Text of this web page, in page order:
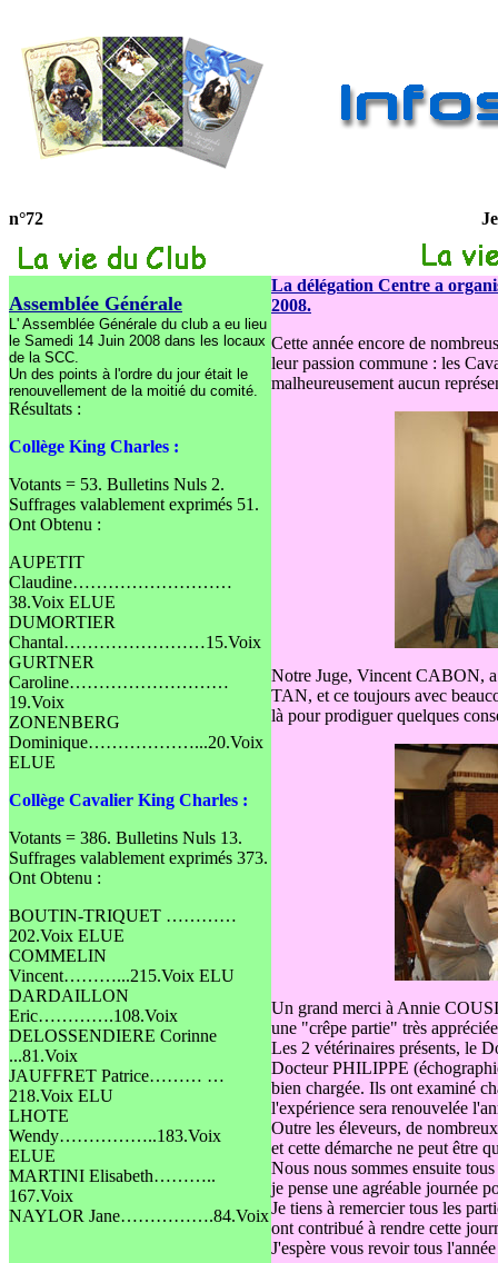
n°72
Assemblée Générale
L' Assemblée Générale du club a eu lieu
le Samedi 14 Juin 2008 dans les locaux
de la SCC.
Un des points à l'ordre du jour était le
renouvellement de la moitié du comité.
Résultats :
Collège King Charles :
Votants = 53. Bulletins Nuls 2.
Suffrages valablement exprimés 51.
Ont Obtenu :
AUPETIT
Claudine………………………
38.Voix ELUE
DUMORTIER
Chantal……………………15.Voix
GURTNER
Caroline………………………
19.Voix
ZONENBERG
Dominique………………...20.Voix
ELUE
Collège Cavalier King Charles :
Votants = 386. Bulletins Nuls 13.
Suffrages valablement exprimés 373.
Ont Obtenu :
BOUTIN-TRIQUET …………
202.Voix ELUE
COMMELIN
Vincent………...215.Voix ELU
DARDAILLON
Eric………….108.Voix
DELOSSENDIERE Corinne
...81.Voix
JAUFFRET Patrice……… …
218.Voix ELU
LHOTE
Wendy……………..183.Voix
ELUE
MARTINI Elisabeth………..
167.Voix
NAYLOR Jane…………….84.Voix
La délégation Centre a
2008.
Cette année encore de
leur passion commune : les
malheureusement aucun
Notre Juge, Vincent CABON,
TAN, et ce toujours avec
là pour prodiguer quelques
Un grand merci à Annie
une "crêpe partie" très
Les 2 vétérinaires présents, le
Docteur PHILIPPE
bien chargée. Ils ont examiné
l'expérience sera renouvelée
Outre les éleveurs, de
et cette démarche ne peut être
Nous nous sommes ensuite
je pense une agréable journée
Je tiens à remercier tous les
ont contribué à rendre cette
J'espère vous revoir tous